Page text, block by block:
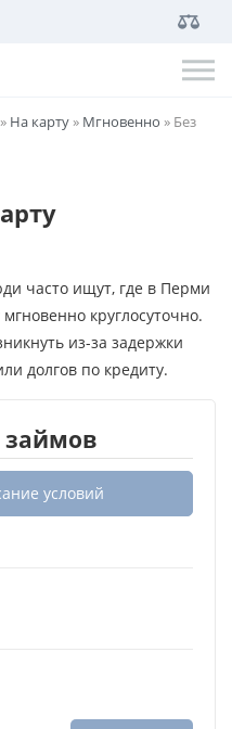
» На карту» Мгновенно » Без
часто ищут, где в Перми
круглосуточно.
из-за задержки
долгов по кредиту.
займов
условий